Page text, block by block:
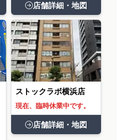
店舗詳細・地図
ストックラボ横浜店
現在、臨時休業中です。
店舗詳細・地図